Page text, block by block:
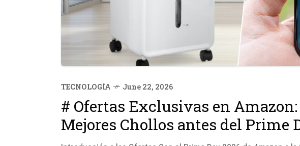
TECNOLOGÍA June 22, 2026
# Ofertas Exclusivas en
Mejores Chollos antes del Prime